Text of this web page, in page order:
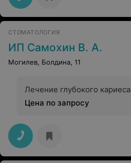
СТОМАТОЛОГИЯ
ИП Самохин В. А.
Могилев, Болдина, 11
Лечение глубокого кариеса
Цена по запросу